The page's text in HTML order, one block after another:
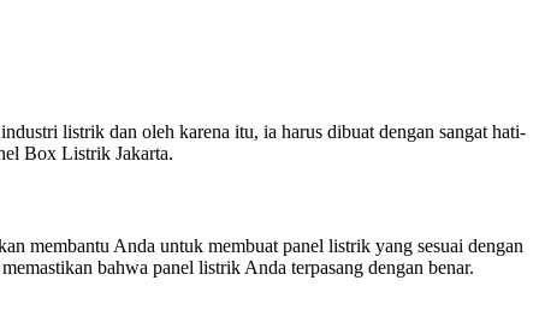
listrik dan oleh karena itu, ia harus dibuat dengan sangat hati-
Box Listrik Jakarta.
membantu Anda untuk membuat panel listrik yang sesuai dengan
bahwa panel listrik Anda terpasang dengan benar.